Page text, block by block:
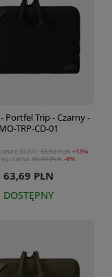
Portfel Trip - Czarny -
MO-TRP-CD-01
63,69 PLN
z 30 dni: 55,92 PLN +13%
69,99 PLN -9%
DOSTĘPNY